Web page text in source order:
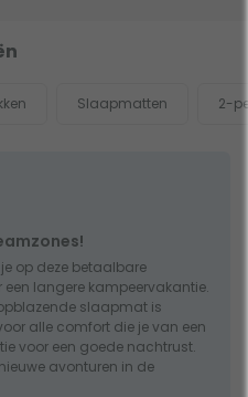
Slaapmatten 2-
op deze betaalbare
langere kampeervakantie.
slaapmat is
alle comfort die je van een
voor een goede nachtrust.
avonturen in de